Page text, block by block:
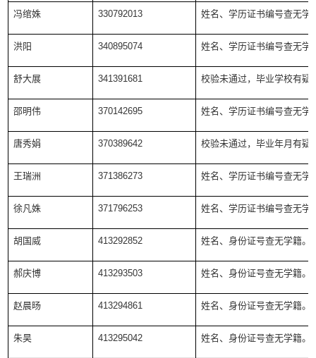
冯绾姝 330792013 姓名、学历证书编号查无学
洪阳 340895074 姓名、学历证书编号查无学
舒大展 341391681 校验未通过，毕业学校有疑
邵明伟 370142695 姓名、学历证书编号查无学
唐秀娟 370389642 校验未通过，毕业年月有疑
王瑞洲 371386273 姓名、学历证书编号查无学
徐凡姝 371796253 姓名、学历证书编号查无学
胡国威 413292852 姓名、身份证号查无学籍。
郝庆博 413293503 姓名、身份证号查无学籍。
赵晨旸 413294861 姓名、身份证号查无学籍。
朱昊 413295042 姓名、身份证号查无学籍。